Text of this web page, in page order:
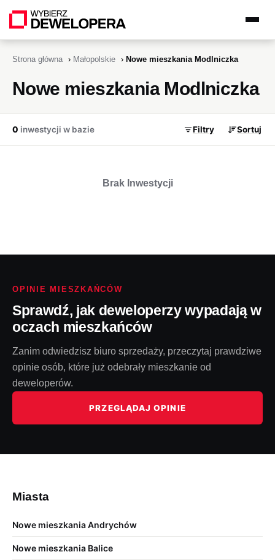
Strona główna › Małopolskie › Nowe mieszkania Modlniczka
Nowe mieszkania Modlniczka
0 inwestycji w bazie Filtry Sortuj
Brak Inwestycji
OPINIE MIESZKAŃCÓW
Sprawdź, jak deweloperzy wypadają w
oczach mieszkańców
Zanim odwiedzisz biuro sprzedaży, przeczytaj prawdziwe
opinie osób, które już odebrały mieszkanie od
deweloperów.
PRZEGLĄDAJ OPINIE
Miasta
Nowe mieszkania Andrychów
Nowe mieszkania Balice